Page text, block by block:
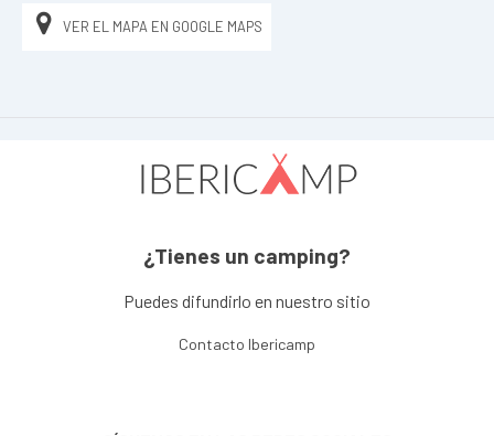
VER EL MAPA EN GOOGLE MAPS
¿Tienes un camping?
Puedes difundirlo en nuestro sitio
Contacto Ibericamp